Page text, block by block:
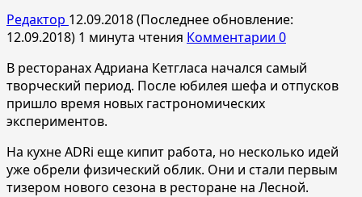
Редактор 12.09.2018 (Последнее обновление:
12.09.2018) 1 минута чтения Комментарии 0
В ресторанах Адриана Кетгласа начался самый
творческий период. После юбилея шефа и отпусков
пришло время новых гастрономических
экспериментов.
На кухне ADRi еще кипит работа, но несколько идей
уже обрели физический облик. Они и стали первым
тизером нового сезона в ресторане на Лесной.